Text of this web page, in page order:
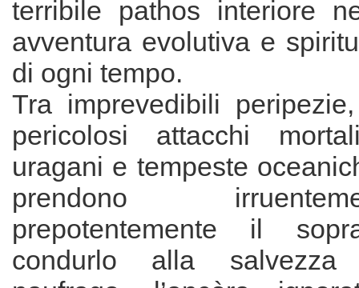
terribile pathos interiore
avventura evolutiva e
di ogni tempo.
Tra imprevedibili
pericolosi attacchi
uragani e tempeste
prendono
prepotentemente il
condurlo alla